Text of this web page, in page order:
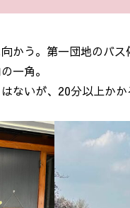
かう。第一団地のバ
一角。
ないが、20分以上か